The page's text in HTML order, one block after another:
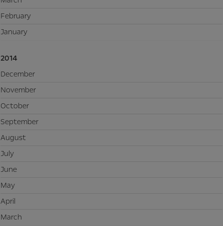
February
January
2014
December
November
October
September
August
July
June
May
April
March